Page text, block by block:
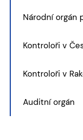
Národní orgán
Kontroloři v
Kontroloři v
Auditní orgán